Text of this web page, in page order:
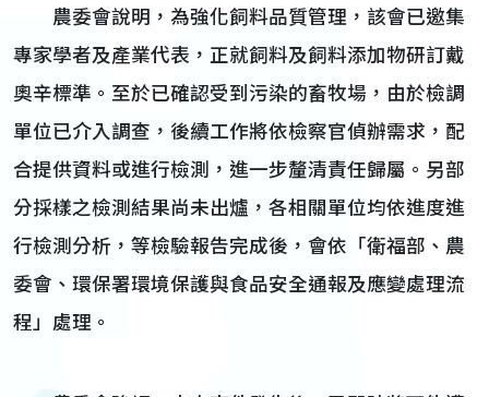
農委會說明，為強化飼料品質管理，該會已邀集
專家學者及產業代表，正就飼料及飼料添加物研訂戴
奧辛標準。至於已確認受到污染的畜牧場，由於檢調
單位已介入調查，後續工作將依檢察官偵辦需求，配
合提供資料或進行檢測，進一步釐清責任歸屬。另部
分採樣之檢測結果尚未出爐，各相關單位均依進度進
行檢測分析，等檢驗報告完成後，會依「衛福部、農
委會、環保署環境保護與食品安全通報及應變處理流
程」處理。